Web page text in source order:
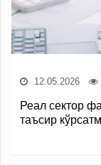
12.05.2026
Реал сектор
таъсир